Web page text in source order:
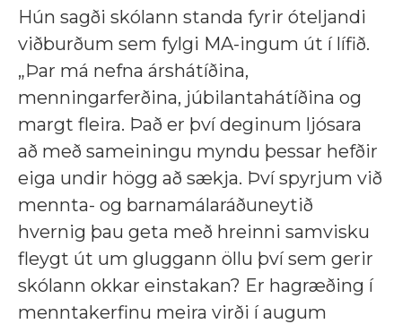
Hún sagði skólann standa fyrir óteljandi
viðburðum sem fylgi MA-ingum út í lífið.
„Þar má nefna árshátíðina,
menningarferðina, júbilantahátíðina og
margt fleira. Það er því deginum ljósara
að með sameiningu myndu þessar hefðir
eiga undir högg að sækja. Því spyrjum við
mennta- og barnamálaráðuneytið
hvernig þau geta með hreinni samvisku
fleygt út um gluggann öllu því sem gerir
skólann okkar einstakan? Er hagræðing í
menntakerfinu meira virði í augum